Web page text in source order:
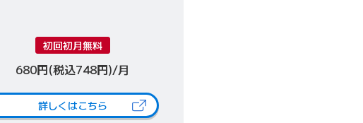
初回初月無料
680円(税込748円)/月
詳しくはこちら（新しいタブで開きます）